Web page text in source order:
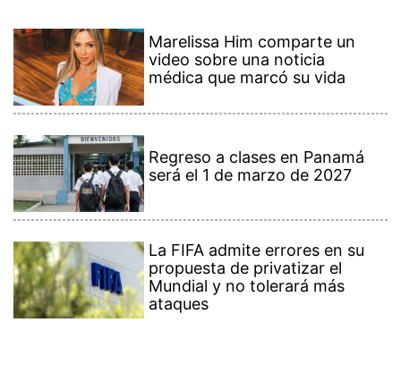
Marelissa Him comparte un
video sobre una noticia
médica que marcó su vida
Regreso a clases en Panamá
será el 1 de marzo de 2027
La FIFA admite errores en su
propuesta de privatizar el
Mundial y no tolerará más
ataques